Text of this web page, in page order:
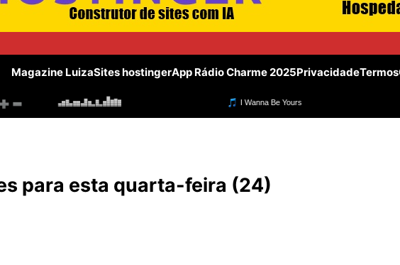
Magazine LuizaSites hostingerApp Rádio Charme 2025PrivacidadeTermos
para esta quarta-feira (24)